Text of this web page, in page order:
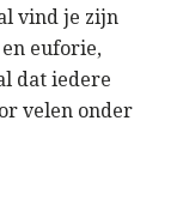
vind je zijn
euforie,
dat iedere
velen onder